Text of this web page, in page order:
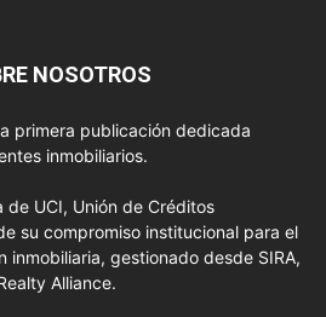
NOSOTROS
primera publicación dedicada
inmobiliarios.
UCI, Unión de Créditos
su compromiso institucional para el
inmobiliaria, gestionado desde SIRA,
Alliance.